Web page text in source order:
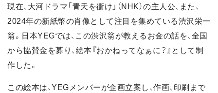
現在、大河ドラマ「青天を衝け」（NHK）の主人公、また、
2024年の新紙幣の肖像として注目を集めている渋沢栄一
翁。日本YEGでは、この渋沢翁が教えるお金の話を、全国
から協賛金を募り、絵本『おかねってなぁに？』として制
作した。
この絵本は、YEGメンバーが企画立案し、作画、印刷まで